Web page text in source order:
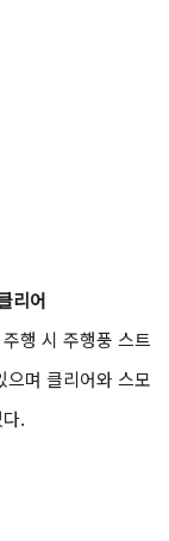
리어
행 시 주행풍 스트
으며 클리어와 스모
.